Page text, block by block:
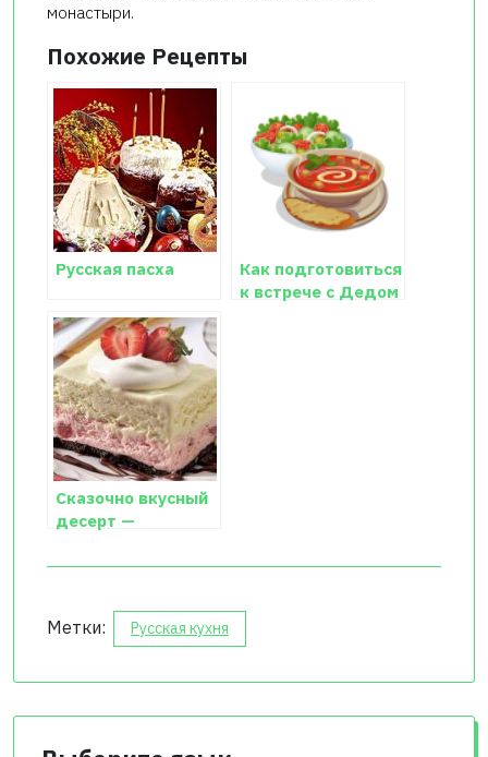
монастыри.
Похожие Рецепты
Русская пасха
Как подготовиться
к встрече с Дедом
Сказочно вкусный
десерт —
Метки: Русская кухня